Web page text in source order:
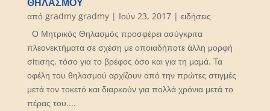
ΘΗΛΑΣΜΟΎ
από gradmy gradmy| Ιούν 23, 2017| ειδήσεις
Ο Μητρικός Θηλασμός προσφέρει ασύγκριτα
πλεονεκτήματα σε σχέση με οποιαδήποτε άλλη μορφή
σίτισης, τόσο για το βρέφος όσο και για τη μαμά. Τα
οφέλη του θηλασμού αρχίζουν από την πρώτες στιγμές
μετά τον τοκετό και διαρκούν για πολλά χρόνια μετά το
πέρας του....